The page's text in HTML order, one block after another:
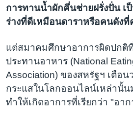
การทานน้ำผักคึ่นช่ายฝรั่งปั่น เ
ร่างที่ดีเหมือนดาราหรือคนดัง
แต่สมาคมศึกษาอาการผิดปกติ
ประทานอาหาร (National
Association) ของสหรัฐฯ เตือ
กระแสในโลกออนไลน์เหล่านั้น
ทำให้เกิดอาการที่เรียกว่า "อา